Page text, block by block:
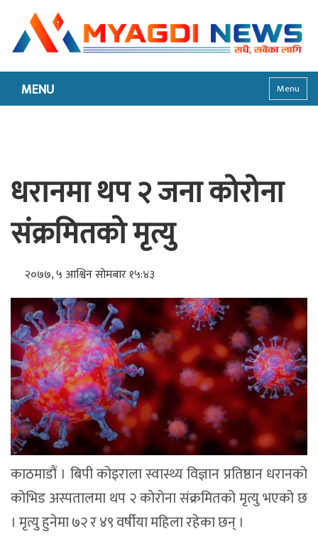
MENU Menu
धरानमा थप २ जना कोरोना
संक्रमितको मृत्यु
२०७७, ५ आश्विन सोमबार १५:४३
काठमाडौं । बिपी कोइराला स्वास्थ्य विज्ञान प्रतिष्ठान धरानको
कोभिड अस्पतालमा थप २ कोरोना संक्रमितको मृत्यु भएको छ
। मृत्यु हुनेमा ७२ र ४९ वर्षीया महिला रहेका छन् ।